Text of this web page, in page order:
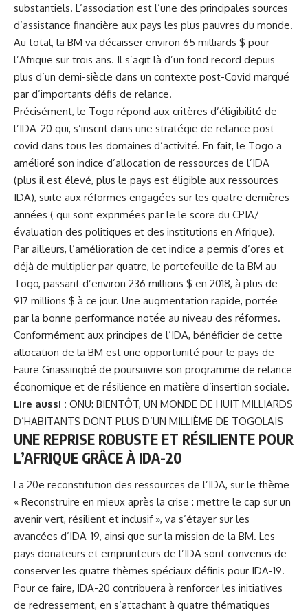
substantiels. L’association est l’une des principales sources
d’assistance financière aux pays les plus pauvres du monde.
Au total, la BM va décaisser environ 65 milliards $ pour
l’Afrique sur trois ans. Il s’agit là d’un fond record depuis
plus d’un demi-siècle dans un contexte post-Covid marqué
par d’importants défis de relance.
Précisément, le Togo répond aux critères d’éligibilité de
l’IDA-20 qui, s’inscrit dans une stratégie de relance post-
covid dans tous les domaines d’activité. En fait, le Togo a
amélioré son indice d’allocation de ressources de l’IDA
(plus il est élevé, plus le pays est éligible aux ressources
IDA), suite aux réformes engagées sur les quatre dernières
années ( qui sont exprimées par le le score du CPIA/
évaluation des politiques et des institutions en Afrique).
Par ailleurs, l’amélioration de cet indice a permis d’ores et
déjà de multiplier par quatre, le portefeuille de la BM au
Togo, passant d’environ 236 millions $ en 2018, à plus de
917 millions $ à ce jour. Une augmentation rapide, portée
par la bonne performance notée au niveau des réformes.
Conformément aux principes de l’IDA, bénéficier de cette
allocation de la BM est une opportunité pour le pays de
Faure Gnassingbé de poursuivre son programme de relance
économique et de résilience en matière d’insertion sociale.
Lire aussi : ONU: BIENTÔT, UN MONDE DE HUIT MILLIARDS
D’HABITANTS DONT PLUS D’UN MILLIÈME DE TOGOLAIS
UNE REPRISE ROBUSTE ET RÉSILIENTE POUR
L’AFRIQUE GRÂCE À IDA-20
La 20e reconstitution des ressources de l’IDA, sur le thème
« Reconstruire en mieux après la crise : mettre le cap sur un
avenir vert, résilient et inclusif », va s’étayer sur les
avancées d’IDA-19, ainsi que sur la mission de la BM. Les
pays donateurs et emprunteurs de l’IDA sont convenus de
conserver les quatre thèmes spéciaux définis pour IDA-19.
Pour ce faire, IDA-20 contribuera à renforcer les initiatives
de redressement, en s’attachant à quatre thématiques